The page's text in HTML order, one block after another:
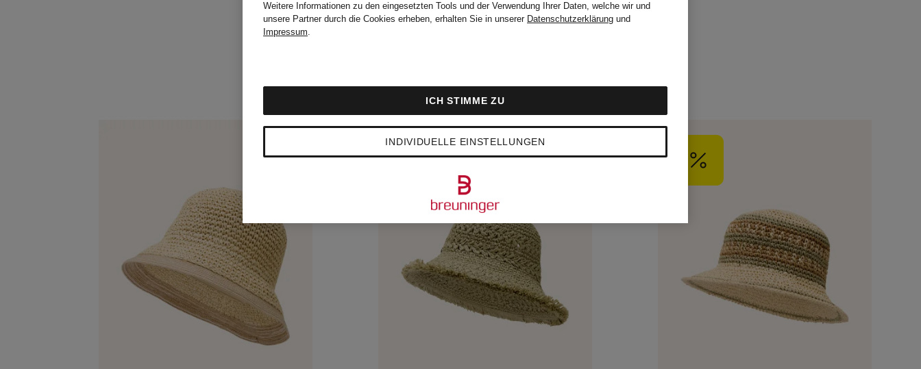
Weitere Informationen zu den eingesetzten Tools und der Verwendung Ihrer Daten, welche wir und
unsere Partner durch die Cookies erheben, erhalten Sie in unserer Datenschutzerklärung und
Impressum.
INDIVIDUELLE EINSTELLUNGEN
ICH STIMME ZU